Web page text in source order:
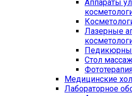
Аппараты
Лазерные
Стол
Медицинские
Лабораторное